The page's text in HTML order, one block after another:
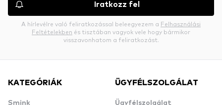
Iratkozz fel
A hírlevélre való feliratkozással beleegyezem a Felhasználási
Feltételekben és tisztában vagyok vele hogy bármikor
visszavonhatom a feliratkozást.
KATEGÓRIÁK
Smink
ÜGYFÉLSZOLGÁLAT
Ügyfélszolgálat